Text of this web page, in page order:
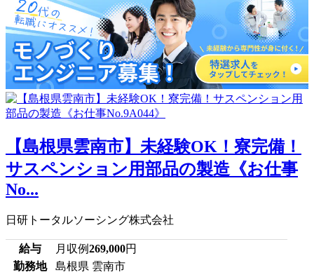
【島根県雲南市】未経験OK！寮完備！
サスペンション用部品の製造《お仕事
No...
日研トータルソーシング株式会社
給与 月収例269,000円
勤務地
島根県 雲南市